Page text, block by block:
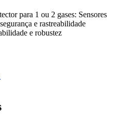
para 1 ou 2 gases: Sensores
e rastreabilidade
e robustez